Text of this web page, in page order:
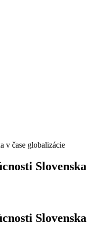
čase globalizácie
Slovenska
Slovenska